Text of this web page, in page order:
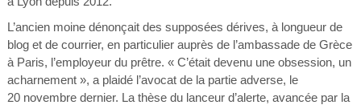
L’ancien moine dénonçait des supposées dérives, à longueur de
blog et de courrier, en particulier auprès de l’ambassade de Grèce
à Paris, l’employeur du prêtre. « C’était devenu une obsession, un
acharnement », a plaidé l’avocat de la partie adverse, le
20 novembre dernier. La thèse du lanceur d’alerte, avancée par la